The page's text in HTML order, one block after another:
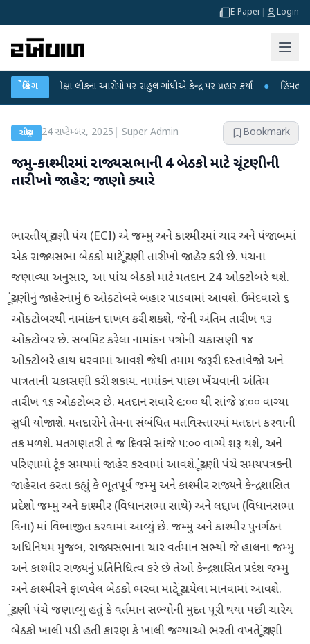
E-Paper Login
બ્રેકિંગ
પરીક્ષા લીકના આરોપો પર રાહુલ ગાંધીએ કેન્દ્ર પર પ્રહાર કર્યા ● હિંમતનગરમાં
રાષ્ટ્રીય 24 સપ્ટેમ્બર, 2025 Super Admin Bookmark
જમ્મુ-કાશ્મીરમાં રાજ્યસભાની 4 બેઠકો માટે ચૂંટણીની
તારીખો જાહેર; જાણો ક્યારે
ભારતીય ચૂંટણી પંચ (ECI) એ જમ્મુ અને કાશ્મીરમાં ચાર અને પંજાબમાં
એક રાજ્યસભા બેઠકો માટે ચૂંટણી તારીખો જાહેર કરી છે. પંચના
જણાવ્યા અનુસાર, આ પાંચ બેઠકો માટે મતદાન 24 ઓક્ટોબરે થશે.
ચૂંટણીનું જાહેરનામું 6 ઓક્ટોબરે બહાર પાડવામાં આવશે. ઉમેદવારો ૬
ઓક્ટોબરથી નામાંકન દાખલ કરી શકશે, જેની અંતિમ તારીખ ૧૩
ઓક્ટોબર છે. સબમિટ કરેલા નામાંકન પત્રોની ચકાસણી ૧૪
ઓક્ટોબરે હાથ ધરવામાં આવશે જેથી તમામ જરૂરી દસ્તાવેજો અને
પાત્રતાની ચકાસણી કરી શકાય. નામાંકન પાછા ખેંચવાની અંતિમ
તારીખ ૧૬ ઓક્ટોબર છે. મતદાન સવારે ૯:૦૦ થી સાંજે ૪:૦૦ વાગ્યા
સુધી યોજાશે. મતદારોને તેમના સંબંધિત મતવિસ્તારમાં મતદાન કરવાની
તક મળશે. મતગણતરી તે જ દિવસે સાંજે ૫:૦૦ વાગ્યે શરૂ થશે, અને
પરિણામો ટૂંક સમયમાં જાહેર કરવામાં આવશે. ચૂંટણી પંચે સમયપત્રકની
જાહેરાત કરતા કહ્યું કે ભૂતપૂર્વ જમ્મુ અને કાશ્મીર રાજ્યને કેન્દ્રશાસિત
પ્રદેશો જમ્મુ અને કાશ્મીર (વિધાનસભા સાથે) અને લદ્દાખ (વિધાનસભા
વિના) માં વિભાજીત કરવામાં આવ્યું છે. જમ્મુ અને કાશ્મીર પુનર્ગઠન
અધિનિયમ મુજબ, રાજ્યસભાના ચાર વર્તમાન સભ્યો જે હાલના જમ્મુ
અને કાશ્મીર રાજ્યનું પ્રતિનિધિત્વ કરે છે તેઓ કેન્દ્રશાસિત પ્રદેશ જમ્મુ
અને કાશ્મીરને ફાળવેલ બેઠકો ભરવા માટે ચૂંટાયેલા માનવામાં આવશે.
ચૂંટણી પંચે જણાવ્યું હતું કે વર્તમાન સભ્યોની મુદત પૂરી થયા પછી ચારેય
બેઠકો ખાલી પડી હતી કારણ કે ખાલી જગ્યાઓ ભરતી વખતે ચૂંટણી